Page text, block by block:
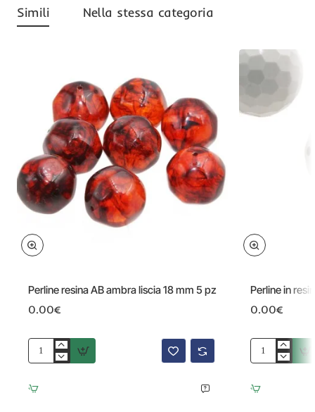
Simili Nella stessa categoria
Omaggio
Perline resina AB ambra liscia 18 mm 5 pz
0.00€
Perline
AB
ambra
Omaggio
Perline in
0.00€
Perline
resina
grigie